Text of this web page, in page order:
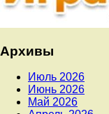
Архивы
Июль 2026
Июнь 2026
Май 2026